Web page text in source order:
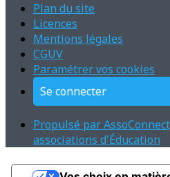
Plan du site
Licences
Mentions légales
CGUV
Paramétrer vos cookies
Se connecter
Propulsé par
associations d'Éducation